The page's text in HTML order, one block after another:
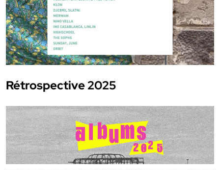
Rétrospective 2025